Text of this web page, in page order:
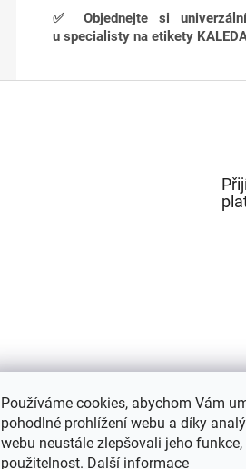
Používáme cookies, abychom Vám
pohodlné prohlížení webu a díky
webu neustále zlepšovali jeho funkce,
použitelnost. Další informace
✅ Objednejte si
u specialisty na etikety